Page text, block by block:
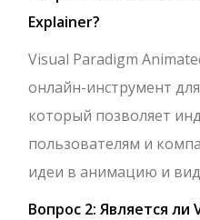
Explainer?
Visual Paradigm
онлайн-инструмент
который позволяет
пользователям и
идеи в анимацию и
Вопрос 2: Является ли